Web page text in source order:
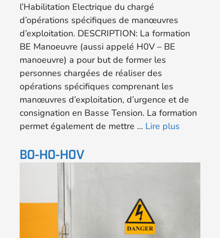
l’Habilitation Electrique du chargé
d’opérations spécifiques de manœuvres
d’exploitation. DESCRIPTION: La formation
BE Manoeuvre (aussi appelé H0V – BE
manoeuvre) a pour but de former les
personnes chargées de réaliser des
opérations spécifiques comprenant les
manœuvres d’exploitation, d’urgence et de
consignation en Basse Tension. La formation
permet également de mettre … Lire plus
B0-H0-H0V